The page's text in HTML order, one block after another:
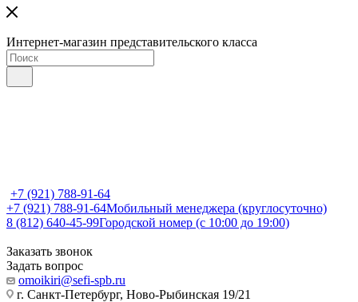
Интернет-магазин представительского класса
+7 (921) 788-91-64
+7 (921) 788-91-64Мобильный менеджера (круглосуточно)
8 (812) 640-45-99Городской номер (с 10:00 до 19:00)
Заказать звонок
Задать вопрос
omoikiri@sefi-spb.ru
г. Санкт-Петербург, Ново-Рыбинская 19/21